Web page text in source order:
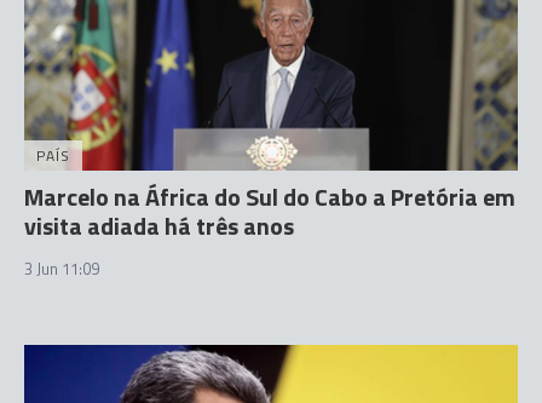
PAÍS
Marcelo na África do Sul do Cabo a Pretória em
visita adiada há três anos
3 Jun 11:09